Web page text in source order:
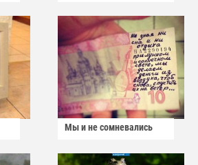
Мы и не сомневались